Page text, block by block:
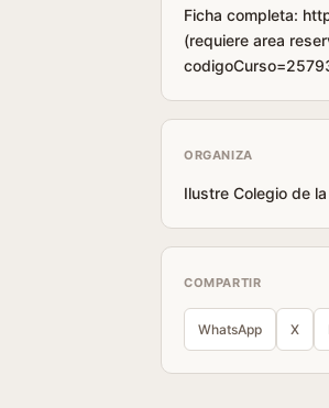
Ficha completa:
(requiere area
ORGANIZA
Ilustre Colegio de
COMPARTIR
WhatsApp X